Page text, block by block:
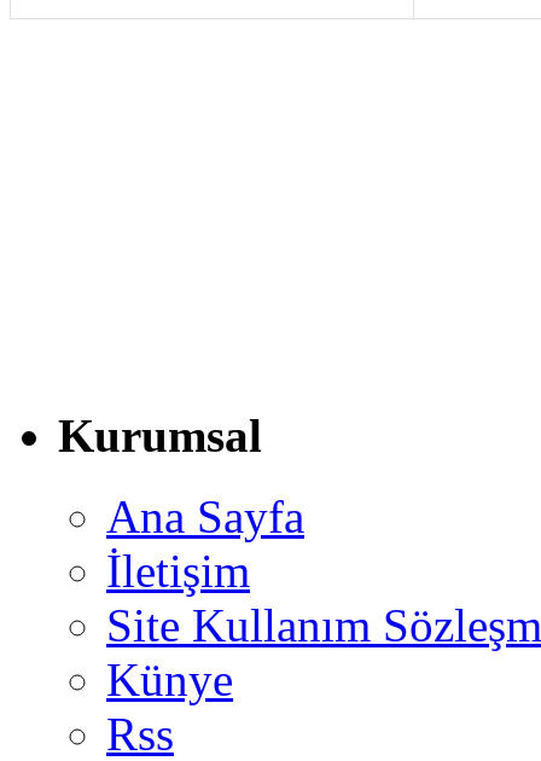
Kurumsal
Ana Sayfa
İletişim
Site Kullanım
Künye
Rss